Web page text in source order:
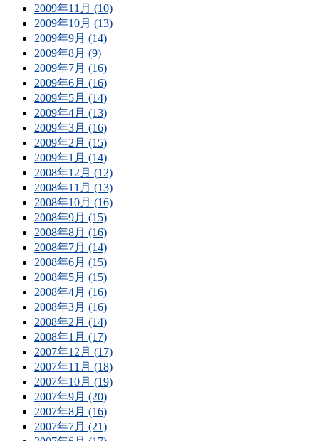
2009年11月 (10)
2009年10月 (13)
2009年9月 (14)
2009年8月 (9)
2009年7月 (16)
2009年6月 (16)
2009年5月 (14)
2009年4月 (13)
2009年3月 (16)
2009年2月 (15)
2009年1月 (14)
2008年12月 (12)
2008年11月 (13)
2008年10月 (16)
2008年9月 (15)
2008年8月 (16)
2008年7月 (14)
2008年6月 (15)
2008年5月 (15)
2008年4月 (16)
2008年3月 (16)
2008年2月 (14)
2008年1月 (17)
2007年12月 (17)
2007年11月 (18)
2007年10月 (19)
2007年9月 (20)
2007年8月 (16)
2007年7月 (21)